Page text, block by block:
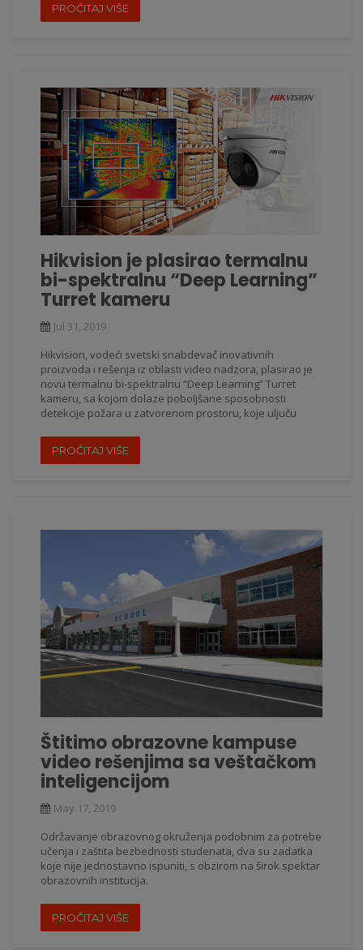
PROČITAJ VIŠE
Hikvision je plasirao termalnu
bi-spektralnu “Deep Learning”
Turret kameru
Jul 31, 2019
Hikvision, vodeći svetski snabdevač inovativnih
proizvoda i rešenja iz oblasti video nadzora, plasirao je
novu termalnu bi-spektralnu “Deep Learning” Turret
kameru, sa kojom dolaze poboljšane sposobnosti
detekcije požara u zatvorenom prostoru, koje uljuču
PROČITAJ VIŠE
Štitimo obrazovne kampuse
video rešenjima sa veštačkom
inteligencijom
May 17, 2019
Održavanje obrazovnog okruženja podobnim za potrebe
učenja i zaštita bezbednosti studenata, dva su zadatka
koje nije jednostavno ispuniti, s obzirom na širok spektar
obrazovnih institucija.
PROČITAJ VIŠE